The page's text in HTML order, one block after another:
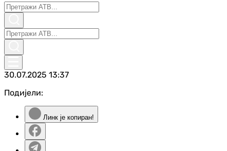
30.07.2025 13:37
Подијели:
Линк је копиран!